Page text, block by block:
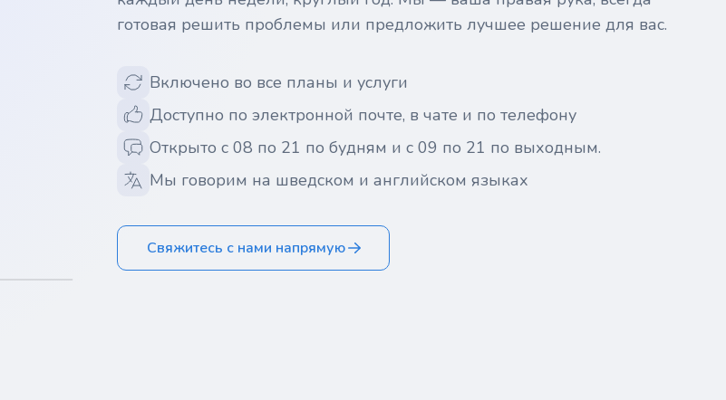
готовая решить проблемы или предложить лучшее решение для вас.
Включено во все планы и услуги
Доступно по электронной почте, в чате и по телефону
Открыто с 08 по 21 по будням и с 09 по 21 по выходным.
Мы говорим на шведском и английском языках
Свяжитесь с нами напрямую